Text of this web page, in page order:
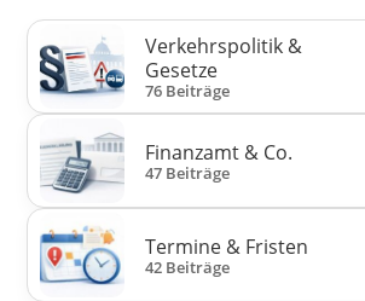
Verkehrspolitik &
Gesetze
76 Beiträge
Finanzamt & Co.
47 Beiträge
Termine & Fristen
42 Beiträge